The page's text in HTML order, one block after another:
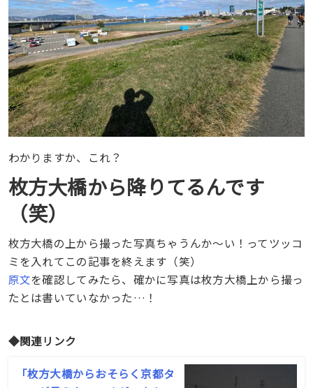
わかりますか、これ？
枚方大橋から降りてるんです
（笑）
枚方大橋の上から撮った写真ちゃうんか〜い！ってツッコ
ミを入れてこの記事を終えます（笑）
原文を確認してみたら、確かに写真は枚方大橋上から撮っ
たとは書いていなかった…！
◆関連リンク
「枚方大橋からおそらく京都タ